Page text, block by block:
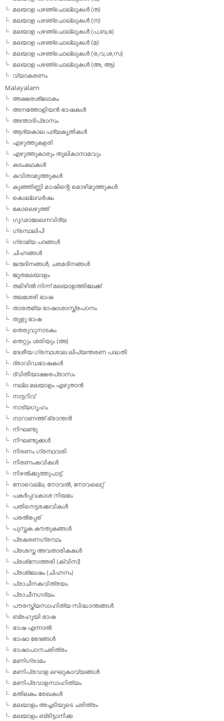
മലയാള പഴഞ്ചൊല്ലുകള്‍ (ത)
മലയാള പഴഞ്ചൊല്ലുകള്‍ (ന)
മലയാള പഴഞ്ചൊല്ലുകള്‍ (പ,ബ,ഭ)
മലയാള പഴഞ്ചൊല്ലുകള്‍ (മ)
മലയാള പഴഞ്ചൊല്ലുകള്‍ (ര,വ,ശ,സ)
മലയാള പഴഞ്ചൊല്ലുകൾ (അ, ആ)
വ്യാകരണം
Malayalam
അക്ഷരശ്ലോകം
അനത്തോളിയന്‍ ഭാഷകള്‍
അന്താദിപ്രാസം
ആദ്യകാല പദ്യകൃതികള്‍
എഴുത്തുകളരി
എഴുത്തുകാരും തൂലികാനാമവും
കടംകഥകള്‍
കവിതാമുത്തുകള്‍
കുഞ്ഞിണ്ണി മാഷിന്റെ മൊഴിമുത്തുകള്‍
കൊല്ലവര്‍ഷം
കോലെഴുത്ത്
ഗൂഢാലേഖനവിദ്യ
ഗ്രന്ഥലിപി
ഗ്രാമ്യ പദങ്ങള്‍
ചിഹ്നങ്ങള്‍
ജന്മദിനങ്ങള്‍, ചരമദിനങ്ങള്‍
ജൂതമലയാളം
തമിഴില്‍ നിന്ന് മലയാളത്തിലേക്ക്
തലശേരി ഭാഷ
താരതമ്യ ഭാഷാശാസ്ത്രപഠനം
തുളു ഭാഷ
തെരുവുനാടകം
തെറ്റും ശരിയും (അ)
ദേശീയ ഗ്രന്ഥശാല ലിപ്യന്തരണ പദ്ധതി
ദ്രാവിഡഭാഷകള്‍
ദ്വിതീയാക്ഷരപ്രാസം
നല്ല മലയാളം എഴുതാന്‍
നാട്ടറിവ്
നാട്യഗൃഹം
നാറാണത്ത് ഭ്രാന്തന്‍
നിഘണ്ടു
നിഘണ്ടുക്കള്‍
നിരണം ഗ്രന്ഥവരി
നിരണംകവികള്‍
നിഴല്‍ക്കുത്തുപാട്ട്
നോവെല്ല, നോവല്‍, നോവലെറ്റ്
പകര്‍പ്പവകാശ നിയമം
പതിനെട്ടരക്കവികള്‍
പരല്‍പ്പേര്
പുസ്തക കൗതുകങ്ങള്‍
പ്രകരണഗ്രന്ഥം
പ്രശസ്ത അവതാരികകള്‍
പ്രശ്‌നോത്തരി (ക്വിസ്)
പ്രശ്ലേഷം (ചിഹ്നനം)
പ്രാചീനകവിത്രയം
പ്രാചീനഗദ്യം
പൗരസ്ത്യസാഹിത്യ സിദ്ധാന്തങ്ങള്‍
ബ്രഹൂയി ഭാഷ
ഭാഷ എന്നാല്‍
ഭാഷാ ഭേദങ്ങള്‍
ഭാഷാപഠനചരിത്രം
മണിഗ്രാമം
മണിപ്രവാള ലഘുകാവ്യങ്ങള്‍
മണിപ്രവാളസാഹിത്യം
മതിലകം രേഖകള്‍
മലയാളം അച്ചടിയുടെ ചരിത്രം
മലയാളം ബ്രിട്ടാനിക്ക